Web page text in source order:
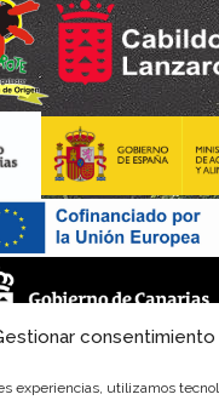
consentimiento
experiencias, utilizamos